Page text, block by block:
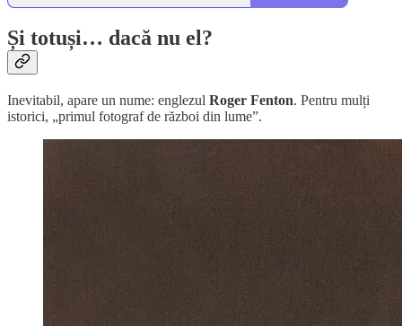
Și totuși… dacă nu el?
Inevitabil, apare un nume: englezul Roger Fenton. Pentru mulți
istorici, „primul fotograf de război din lume”.